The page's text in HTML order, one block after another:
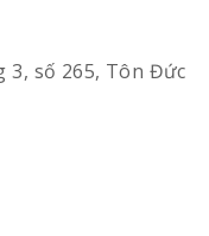
3, số 265, Tôn Đức